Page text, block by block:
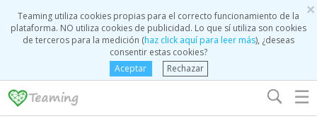
×
Teaming utiliza cookies propias para el correcto funcionamiento de la
plataforma. NO utiliza cookies de publicidad. Lo que sí utiliza son cookies
de terceros para la medición (haz click aquí para leer más), ¿deseas
consentir estas cookies?
Aceptar
Rechazar
☰